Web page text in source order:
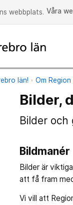
webbplats. Våra
län! Om
Bilder,
Bilder
Bildmanér
Bilder är
att få fram
Vi vill att